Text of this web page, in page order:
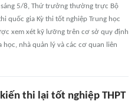
5/8, Thứ trưởng thường trực Bộ
quốc gia Kỳ thi tốt nghiệp Trung học
xem xét kỹ lưỡng trên cơ sở quy định
học, nhà quản lý và các cơ quan liên
thi lại tốt nghiệp THPT